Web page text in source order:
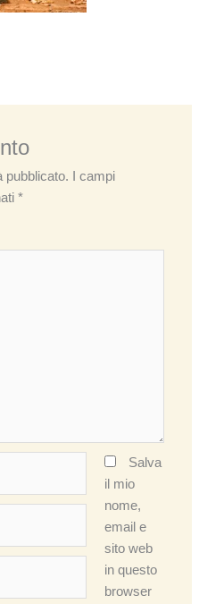
pubblicato.
I campi
*
Salva
il mio
nome,
email e
sito web
in questo
browser